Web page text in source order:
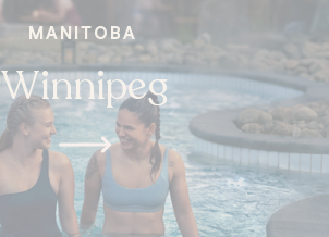
MANITOBA
Winnipeg